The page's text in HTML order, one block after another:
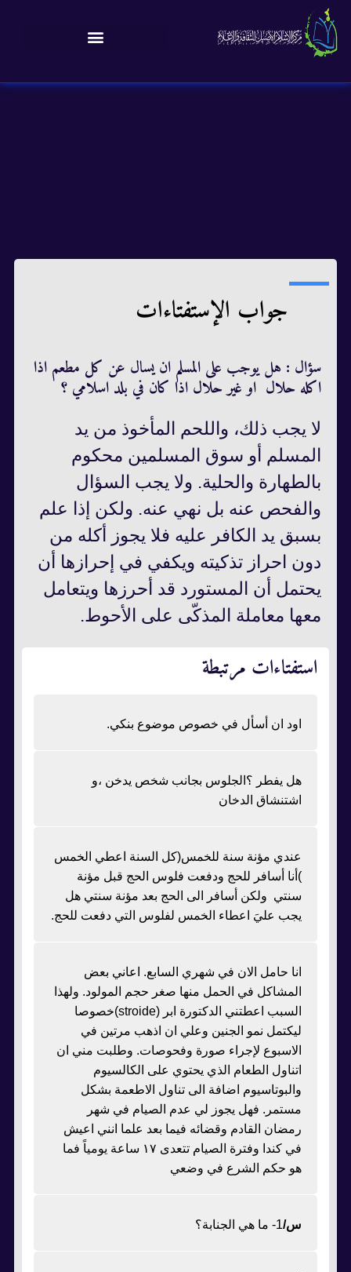
جواب الإستفتاءات
سؤال : هل يوجب على المسلم ان يسال عن كل مطعم اذا
اكله حلال او غير حلال اذا كان في بلد اسلامي ؟
لا يجب ذلك، واللحم المأخوذ من يد
المسلم أو سوق المسلمين محكوم
بالطهارة والحلية. ولا يجب السؤال
والفحص عنه بل نهي عنه. ولكن إذا علم
بسبق يد الكافر عليه فلا يجوز أكله من
دون احراز تذكيته ويكفي في إحرازها أن
يحتمل أن المستورد قد أحرزها ويتعامل
معها معاملة المذكّى على الأحوط.
استفتاءات مرتبطة
اود ان أسأل في خصوص موضوع بنكي.
هل يفطر ؟الجلوس بجانب شخص يدخن ،و
اشتنشاق الدخان
عندي مؤنة سنة للخمس(كل السنة اعطي الخمس
)أنا أسافر للحج ودفعت فلوس الحج قبل مؤنة
سنتي ولكن أسافر الى الحج بعد مؤنة سنتي هل
يجب عليَ اعطاء الخمس لفلوس التي دفعت للحج.
انا حامل الان في شهري السابع. اعاني بعض
المشاكل في الحمل منها صغر حجم المولود. ولهذا
السبب اعطتني الدكتورة ابر (stroide)خصوصا
ليكتمل نمو الجنين وعلي ان اذهب مرتين في
الاسبوع لإجراء صورة وفحوصات. وطلبت مني ان
اتناول الطعام الذي يحتوي على الكالسيوم
والبوتاسيوم اضافة الى تناول الاطعمة بشكل
مستمر. فهل يجوز لي عدم الصيام في شهر
رمضان القادم وقضائه فيما بعد علما انني اعيش
في كندا وفترة الصيام تتعدى ١٧ ساعة يومياً فما
هو حكم الشرع في وضعي
س/1- ما هي الجنابة؟